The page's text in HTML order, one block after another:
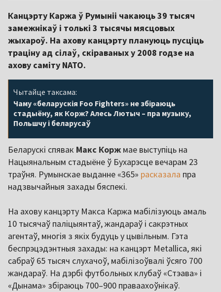
Канцэрту Каржа ў Румыніі чакаюць 39 тысяч
замежнікаў і толькі 3 тысячы мясцовых
жыхароў. На ахову канцэрту плануюць пусціць
траціну ад сілаў, скіраваных у 2008 годзе на
ахову саміту NATO.
Чытайце таксама:
Чаму «беларускія Foo Fighters» не збіраюць
стадыёну, як Корж? Алесь Лютыч – пра музыку,
Польшчу і беларусаў
Беларускі спявак Макс Корж мае выступіць на
Нацыянальным стадыёне ў Бухарэсце вечарам 23
траўня. Румынскае выданне «365» расказала пра
надзвычайныя захады бяспекі.
На ахову канцэрту Макса Каржа мабілізуюць амаль
10 тысячаў паліцыянтаў, жандараў і сакрэтных
агентаў, многія з якіх будуць у цывільным. Гэта
беспрэцэдэнтныя захады: на канцэрт Metallica, які
сабраў 65 тысяч слухачоў, мабілізоўвалі ўсяго 700
жандараў. На дэрбі футбольных клубаў «Стэава» і
«Дынама» збіраюць 700–900 праваахоўнікаў.